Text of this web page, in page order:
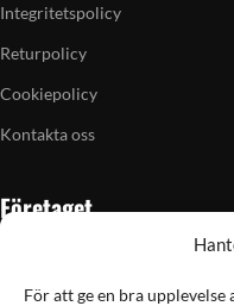
För att ge en bra
Integritetspolicy
Returpolicy
Cookiepolicy
Kontakta oss
Företaget
Butiken i Vellinge